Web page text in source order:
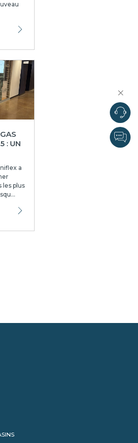
: UN
a
les plus